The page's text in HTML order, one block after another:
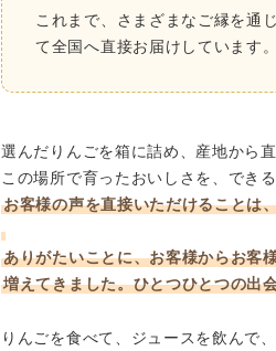
これまで、さまざまなご縁を通
て全国へ直接お届けしています。
選んだりんごを箱に詰め、産地から
この場所で育ったおいしさを、でき
お客様の声を直接いただけることは
ありがたいことに、お客様からお客
増えてきました。ひとつひとつの出
りんごを食べて、ジュースを飲んで